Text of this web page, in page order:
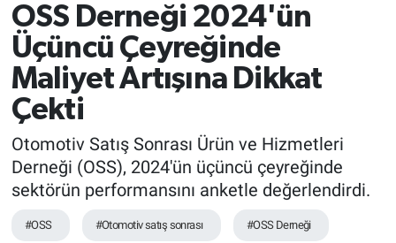
OSS Derneği 2024'ün
Üçüncü Çeyreğinde
Maliyet Artışına Dikkat
Çekti
Otomotiv Satış Sonrası Ürün ve Hizmetleri
Derneği (OSS), 2024'ün üçüncü çeyreğinde
sektörün performansını anketle değerlendirdi.
#OSS #Otomotiv satış sonrası #OSS Derneği